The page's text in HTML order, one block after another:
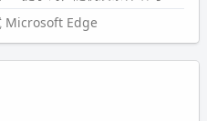
Microsoft Edge